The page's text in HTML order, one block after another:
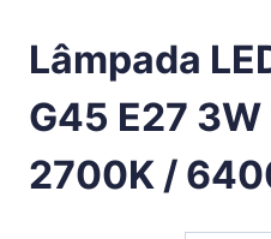
Lâmpada
G45 E27
2700K /